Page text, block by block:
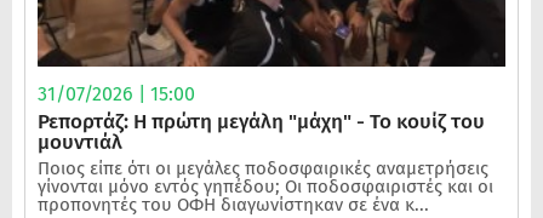
31/07/2026 | 15:00
Ρεπορτάζ: Η πρώτη μεγάλη "μάχη" - Το κουίζ του
μουντιάλ
Ποιος είπε ότι οι μεγάλες ποδοσφαιρικές αναμετρήσεις
γίνονται μόνο εντός γηπέδου; Οι ποδοσφαιριστές και οι
προπονητές του ΟΦΗ διαγωνίστηκαν σε ένα κ...